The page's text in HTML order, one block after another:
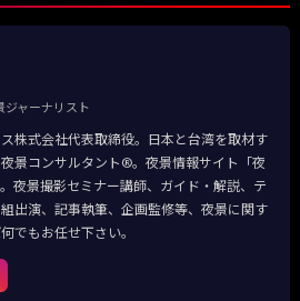
ジャーナリスト
株式会社代表取締役。日本と台湾を取材す
景コンサルタント®。夜景情報サイト「夜
夜景撮影セミナー講師、ガイド・解説、テ
出演、記事執筆、企画監修等、夜景に関す
でもお任せ下さい。